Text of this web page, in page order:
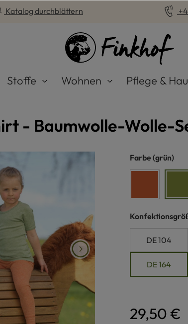
Katalog durchblättern
Stoffe Wohnen Pflege &
- Baumwolle-Wolle-
Farbe auswählen
(grün)
DE 104
DE 164
29,50 €